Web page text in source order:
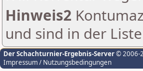
Hinweis2
und sind in der
Der Schachturnier-Ergebnis-Server© 2006-
Impressum / Nutzungsbedingungen